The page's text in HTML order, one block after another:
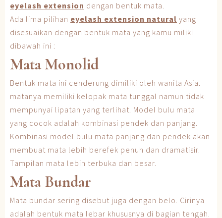
eyelash extension dengan bentuk mata.
Ada lima pilihan eyelash extension natural yang
disesuaikan dengan bentuk mata yang kamu miliki
dibawah ini :
Mata Monolid
Bentuk mata ini cenderung dimiliki oleh wanita Asia.
matanya memiliki kelopak mata tunggal namun tidak
mempunyai lipatan yang terlihat. Model bulu mata
yang cocok adalah kombinasi pendek dan panjang.
Kombinasi model bulu mata panjang dan pendek akan
membuat mata lebih berefek penuh dan dramatisir.
Tampilan mata lebih terbuka dan besar.
Mata Bundar
Mata bundar sering disebut juga dengan belo. Cirinya
adalah bentuk mata lebar khususnya di bagian tengah.